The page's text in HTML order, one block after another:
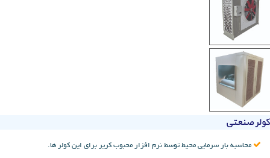
کولر صنعتی
محاسبه بار سرمایی محیط توسط نرم افزار محبوب کریر برای این کولر ها.